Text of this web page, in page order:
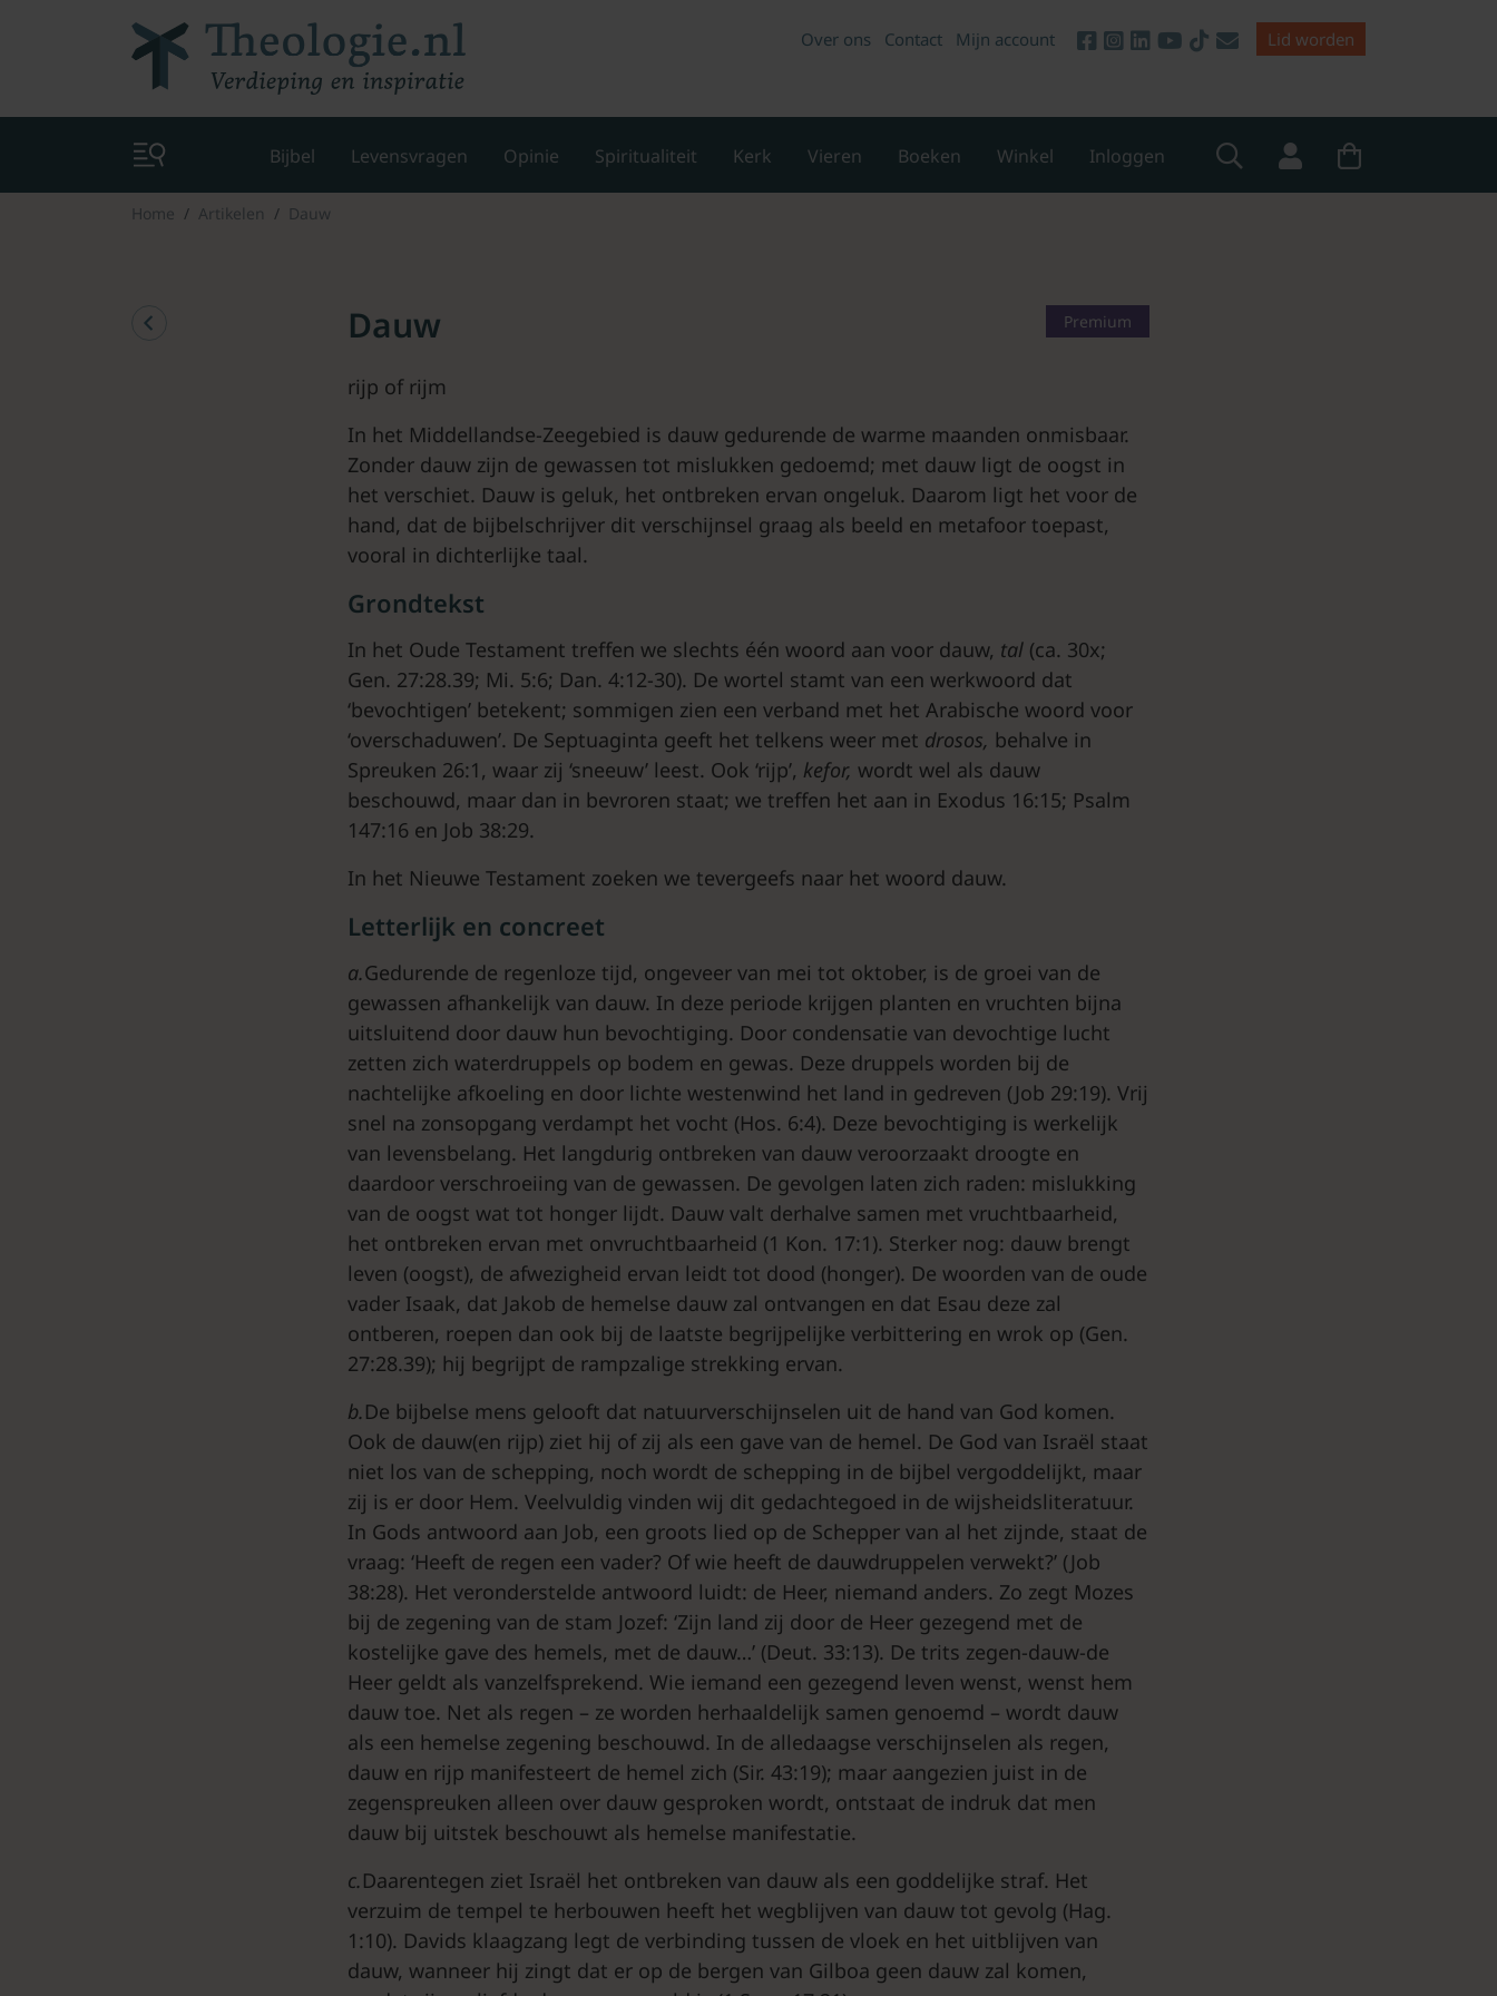
Over ons Contact Mijn account Lid worden
Bijbel Levensvragen Opinie Spiritualiteit Kerk Vieren Boeken Winkel Inloggen
Home Artikelen Dauw
Premium
Dauw
rijp of rijm
In het Middellandse-Zeegebied is dauw gedurende de warme maanden onmisbaar.
Zonder dauw zijn de gewassen tot mislukken gedoemd; met dauw ligt de oogst in
het verschiet. Dauw is geluk, het ontbreken ervan ongeluk. Daarom ligt het voor de
hand, dat de bijbelschrijver dit verschijnsel graag als beeld en metafoor toepast,
vooral in dichterlijke taal.
Grondtekst
In het Oude Testament treffen we slechts één woord aan voor dauw, tal (ca. 30x;
Gen. 27:28.39; Mi. 5:6; Dan. 4:12-30). De wortel stamt van een werkwoord dat
‘bevochtigen’ betekent; sommigen zien een verband met het Arabische woord voor
‘overschaduwen’. De Septuaginta geeft het telkens weer met drosos, behalve in
Spreuken 26:1, waar zij ‘sneeuw’ leest. Ook ‘rijp’, kefor, wordt wel als dauw
beschouwd, maar dan in bevroren staat; we treffen het aan in Exodus 16:15; Psalm
147:16 en Job 38:29.
In het Nieuwe Testament zoeken we tevergeefs naar het woord dauw.
Letterlijk en concreet
a.Gedurende de regenloze tijd, ongeveer van mei tot oktober, is de groei van de
gewassen afhankelijk van dauw. In deze periode krijgen planten en vruchten bijna
uitsluitend door dauw hun bevochtiging. Door condensatie van devochtige lucht
zetten zich waterdruppels op bodem en gewas. Deze druppels worden bij de
nachtelijke afkoeling en door lichte westenwind het land in gedreven (Job 29:19). Vrij
snel na zonsopgang verdampt het vocht (Hos. 6:4). Deze bevochtiging is werkelijk
van levensbelang. Het langdurig ontbreken van dauw veroorzaakt droogte en
daardoor verschroeiing van de gewassen. De gevolgen laten zich raden: mislukking
van de oogst wat tot honger lijdt. Dauw valt derhalve samen met vruchtbaarheid,
het ontbreken ervan met onvruchtbaarheid (1 Kon. 17:1). Sterker nog: dauw brengt
leven (oogst), de afwezigheid ervan leidt tot dood (honger). De woorden van de oude
vader Isaak, dat Jakob de hemelse dauw zal ontvangen en dat Esau deze zal
ontberen, roepen dan ook bij de laatste begrijpelijke verbittering en wrok op (Gen.
27:28.39); hij begrijpt de rampzalige strekking ervan.
b.De bijbelse mens gelooft dat natuurverschijnselen uit de hand van God komen.
Ook de dauw(en rijp) ziet hij of zij als een gave van de hemel. De God van Israël staat
niet los van de schepping, noch wordt de schepping in de bijbel vergoddelijkt, maar
zij is er door Hem. Veelvuldig vinden wij dit gedachtegoed in de wijsheidsliteratuur.
In Gods antwoord aan Job, een groots lied op de Schepper van al het zijnde, staat de
vraag: ‘Heeft de regen een vader? Of wie heeft de dauwdruppelen verwekt?’ (Job
38:28). Het veronderstelde antwoord luidt: de Heer, niemand anders. Zo zegt Mozes
bij de zegening van de stam Jozef: ‘Zijn land zij door de Heer gezegend met de
kostelijke gave des hemels, met de dauw…’ (Deut. 33:13). De trits zegen-dauw-de
Heer geldt als vanzelfsprekend. Wie iemand een gezegend leven wenst, wenst hem
dauw toe. Net als regen – ze worden herhaaldelijk samen genoemd – wordt dauw
als een hemelse zegening beschouwd. In de alledaagse verschijnselen als regen,
dauw en rijp manifesteert de hemel zich (Sir. 43:19); maar aangezien juist in de
zegenspreuken alleen over dauw gesproken wordt, ontstaat de indruk dat men
dauw bij uitstek beschouwt als hemelse manifestatie.
c.Daarentegen ziet Israël het ontbreken van dauw als een goddelijke straf. Het
verzuim de tempel te herbouwen heeft het wegblijven van dauw tot gevolg (Hag.
1:10). Davids klaagzang legt de verbinding tussen de vloek en het uitblijven van
dauw, wanneer hij zingt dat er op de bergen van Gilboa geen dauw zal komen,